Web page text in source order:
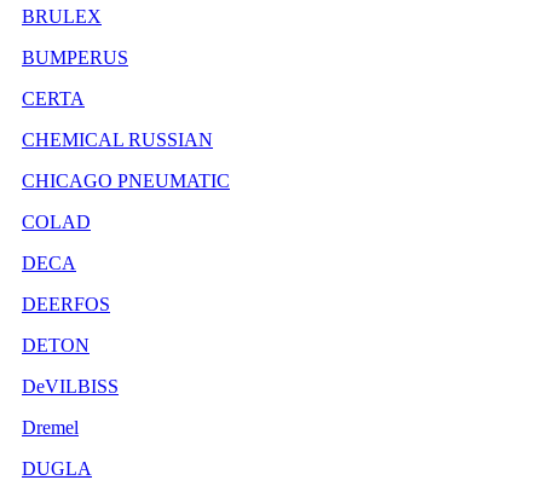
BRULEX
BUMPERUS
CERTA
CHEMICAL RUSSIAN
CHICAGO PNEUMATIC
COLAD
DECA
DEERFOS
DETON
DeVILBISS
Dremel
DUGLA